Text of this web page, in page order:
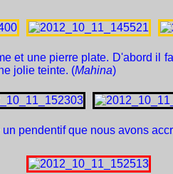
et une pierre plate. D'abord il
jolie teinte. (Mahina)
pendentif que nous avons